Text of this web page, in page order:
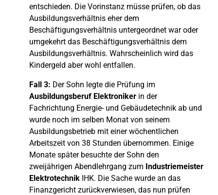
entschieden. Die Vorinstanz müsse prüfen, ob das
Ausbildungsverhältnis eher dem
Beschäftigungsverhältnis untergeordnet war oder
umgekehrt das Beschäftigungsverhältnis dem
Ausbildungsverhältnis. Wahrscheinlich wird das
Kindergeld aber wohl entfallen.
Fall 3: Der Sohn legte die Prüfung im
Ausbildungsberuf Elektroniker in der
Fachrichtung Energie- und Gebäudetechnik ab und
wurde noch im selben Monat von seinem
Ausbildungsbetrieb mit einer wöchentlichen
Arbeitszeit von 38 Stunden übernommen. Einige
Monate später besuchte der Sohn den
zweijährigen Abendlehrgang zum Industriemeister
Elektrotechnik IHK. Die Sache wurde an das
Finanzgericht zurückverwiesen, das nun prüfen